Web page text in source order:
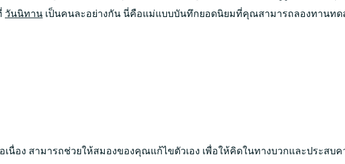
วันนิทาน เป็นคนละอย่างกัน นี่คือแม่แบบบันทึกยอดนิยมที่คุณสามารถลองทานทด
เนื่อง สามารถช่วยให้สมองของคุณแก้ไขตัวเอง เพื่อให้คิดในทางบวกและประสบค